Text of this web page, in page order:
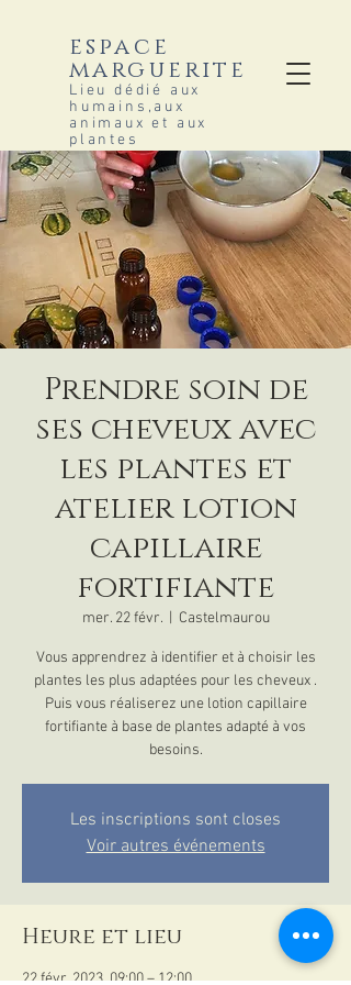
espace
marguerite
Lieu dédié aux
humains,aux
animaux et aux
plantes
Prendre soin de
ses cheveux avec
les plantes et
atelier lotion
capillaire
fortifiante
mer. 22 févr.
  |
Castelmaurou
Vous apprendrez à identifier et à choisir les
plantes les plus adaptées pour les cheveux .
Puis vous réaliserez une lotion capillaire
fortifiante à base de plantes adapté à vos
besoins.
Les inscriptions sont closes
Voir autres événements
Heure et lieu
22 févr. 2023, 09:00 – 12:00